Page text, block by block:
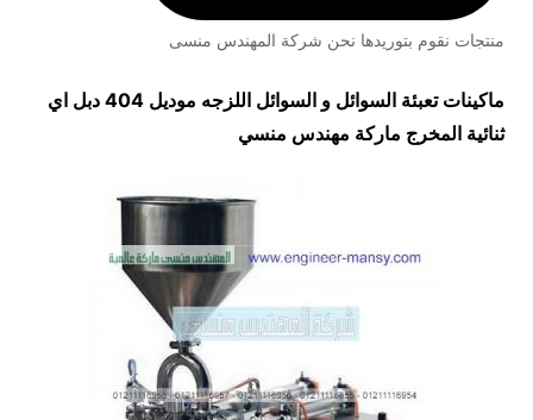
منتجات نقوم بتوريدها نحن شركة المهندس منسى
ماكينات تعبئة السوائل و السوائل اللزجه موديل 404 دبل اي
ثنائية المخرج ماركة مهندس منسي